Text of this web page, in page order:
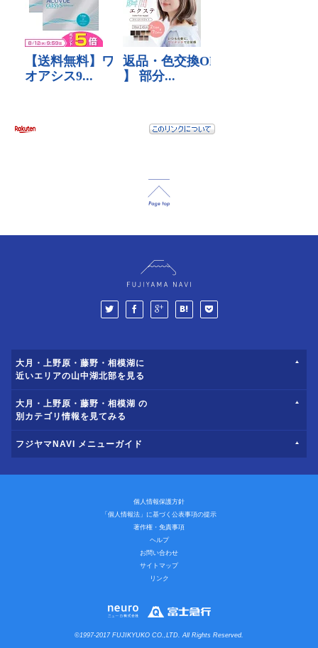
大月・上野原・藤野・相模湖に
近いエリアの山中湖北部を見る
大月・上野原・藤野・相模湖 の
別カテゴリ情報を見てみる
フジヤマNAVI メニューガイド
個人情報保護方針
「個人情報法」に基づく公表事項の提示
著作権・免責事項
ヘルプ
お問い合わせ
サイトマップ
リンク
©1997-2017 FUJIKYUKO CO.,LTD. All Rights Reserved.